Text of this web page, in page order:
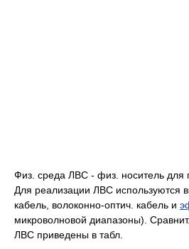
Физ. среда ЛВС - физ. носитель для
Для реализации ЛВС используются
кабель, волоконно-оптич. кабель и
микроволновой диапазоны).
ЛВС приведены в табл.